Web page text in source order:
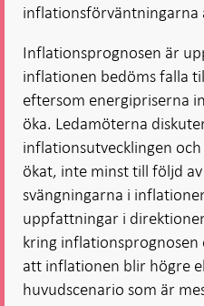
inflationsförväntningarna
Inflationsprognosen är
inflationen bedöms falla
eftersom energipriserna
öka. Ledamöterna
inflationsutvecklingen
ökat, inte minst till följd
svängningarna i
uppfattningar i
kring
att inflationen blir högre
huvudscenario som är